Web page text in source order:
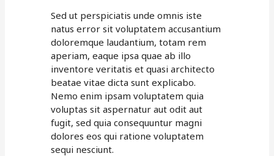
Sed ut perspiciatis unde omnis iste
natus error sit voluptatem accusantium
doloremque laudantium, totam rem
aperiam, eaque ipsa quae ab illo
inventore veritatis et quasi architecto
beatae vitae dicta sunt explicabo.
Nemo enim ipsam voluptatem quia
voluptas sit aspernatur aut odit aut
fugit, sed quia consequuntur magni
dolores eos qui ratione voluptatem
sequi nesciunt.